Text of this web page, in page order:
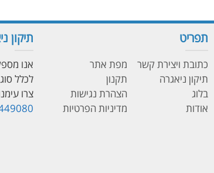
תפריט
כתובת ויצירת קשר
תיקון ניאגרה
בלוג
אודות
מפת אתר
תקנון
הצהרת נגישות
מדיניות הפרטיות
תיקון
אנו
לכלל
צרו